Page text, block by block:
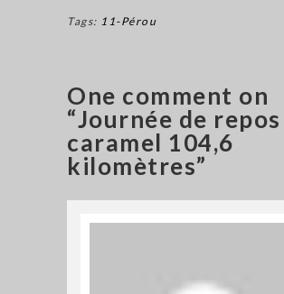
Tags: 11-Pérou
One comment on
“Journée de
caramel 104,6
kilomètres”